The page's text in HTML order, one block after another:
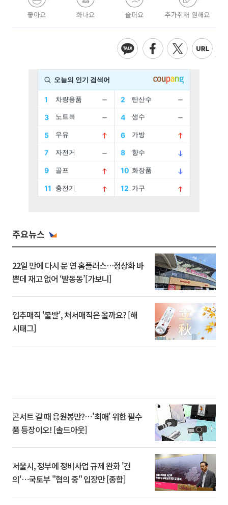
좋아요 화나요 슬퍼요 추가취재 원해요
주요뉴스
22일 만에 다시 문 연 홈플러스…정상화 바
쁜데 재고 없어 ‘발동동’[가보니]
입추매직 '불발', 처서매직은 올까요? [해
시태그]
콘서트 갈 때 응원봉만?⋯'최애' 위한 필수
품 등장이오! [솔드아웃]
서울시, 정부에 정비사업 규제 완화 '건
의'⋯국토부 "협의 중" 입장만 [종합]